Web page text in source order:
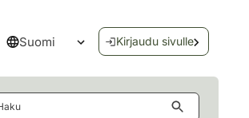
Suomi
Avaa kielivalikko
Kirjaudu sivulle